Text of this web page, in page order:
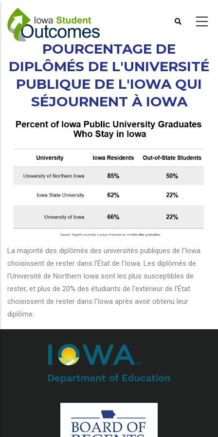
contenu
principal
les actions supplémentaires
POURCENTAGE DE
DIPLÔMÉS DE L'UNIVERSITÉ
PUBLIQUE DE L'IOWA QUI
SÉJOURNENT À IOWA
La majorité des diplômés des universités publiques de l'Iowa
choisissent de rester dans l'État de l'Iowa. Les diplômés de
l'Université de Northern Iowa sont les plus susceptibles de
rester, et plus de 20% des étudiants de l'extérieur de l'État
choisissent de rester dans l'Iowa après avoir obtenu leur
diplôme.